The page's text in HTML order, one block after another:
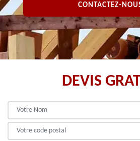
CONTACTEZ-
DEVIS